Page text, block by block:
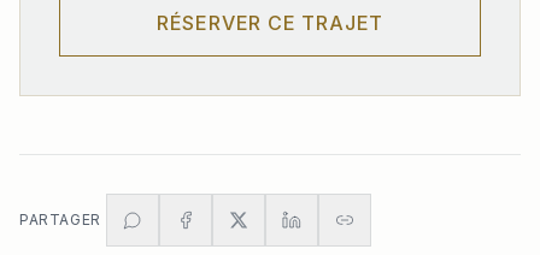
RÉSERVER CE TRAJET
PARTAGER